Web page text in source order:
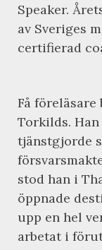
Speaker.
av Sveriges
certifierad
Få föreläsare
Torkilds.
tjänstgjorde
stod han i
öppnade
upp en hel
arbetat i